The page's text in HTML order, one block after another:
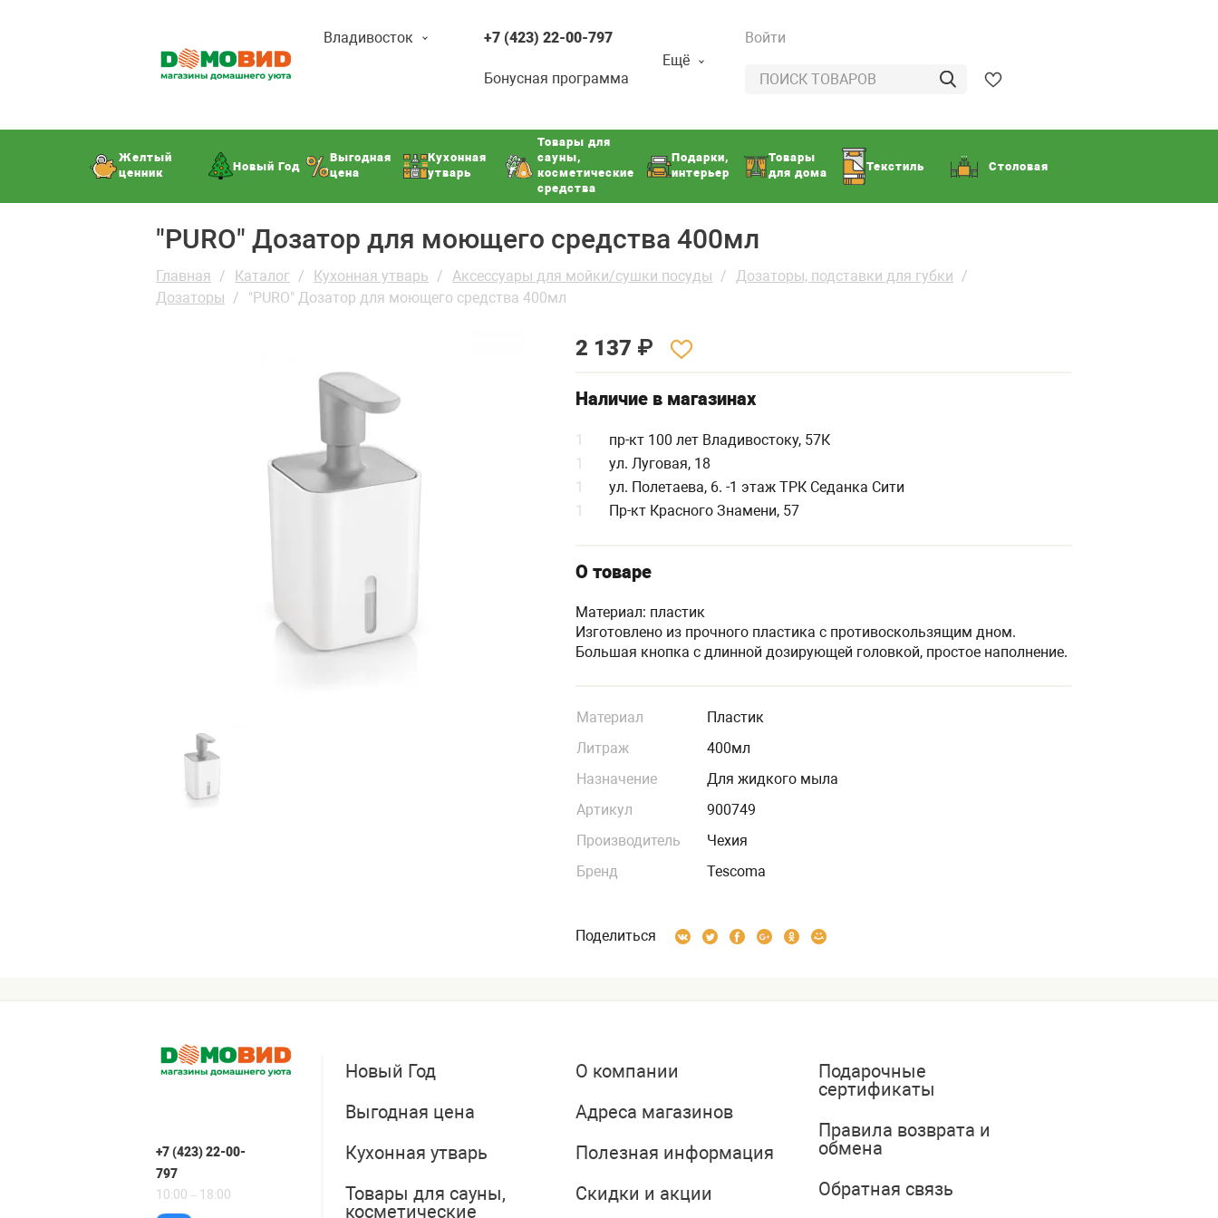
Владивосток +7 (423) 22-00-797
Бонусная программа
Ещё
Войти
Желтый
ценник
Новый Год
Выгодная
цена
Кухонная
утварь
Товары для
сауны,
косметические
средства
Подарки,
интерьер
Товары
для дома
Текстиль Столовая
"PURO" Дозатор для моющего средства 400мл
Главная Каталог Кухонная утварь Аксессуары для мойки/сушки посуды
Дозаторы, подставки для губки
Дозаторы
"PURO" Дозатор для моющего средства 400мл
2 137 ₽
Наличие в магазинах
1
пр-кт 100 лет Владивостоку, 57К
1
ул. Луговая, 18
1
ул. Полетаева, 6. -1 этаж ТРК Седанка Сити
1
Пр-кт Красного Знамени, 57
О товаре
Материал: пластик
Изготовлено из прочного пластика с противоскользящим дном.
Большая кнопка с длинной дозирующей головкой, простое наполнение.
Материал
Пластик
Литраж
400мл
Назначение
Для жидкого мыла
Артикул
900749
Производитель
Чехия
Бренд
Tescoma
Поделиться
+7 (423) 22-00-
797
10:00 – 18:00
Новый Год
Выгодная цена
Кухонная утварь
Товары для сауны,
косметические
О компании
Адреса магазинов
Полезная информация
Скидки и акции
Подарочные
сертификаты
Правила возврата и
обмена
Обратная связь